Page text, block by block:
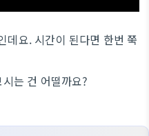
데요. 시간이 된다면 한번 쭉
는 건 어떨까요?